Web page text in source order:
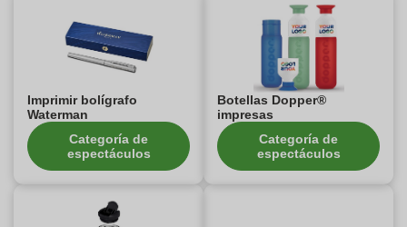
Imprimir bolígrafo
Waterman
Categoría de
espectáculos
Botellas Dopper®
impresas
Categoría de
espectáculos